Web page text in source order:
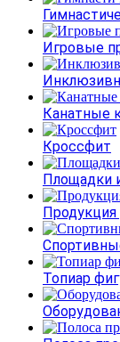
Игровые
Канатные
Кроссфит
Площадки
Продукция
Топиар